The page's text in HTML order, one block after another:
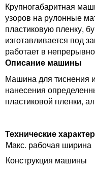
Крупногабаритная
узоров на рулонные
пластиковую пленку,
изготавливается под
работает в
Описание машины
Машина для тиснения
нанесения
пластиковой пленки,
Технические
Макс. рабочая ширина
Конструкция машины